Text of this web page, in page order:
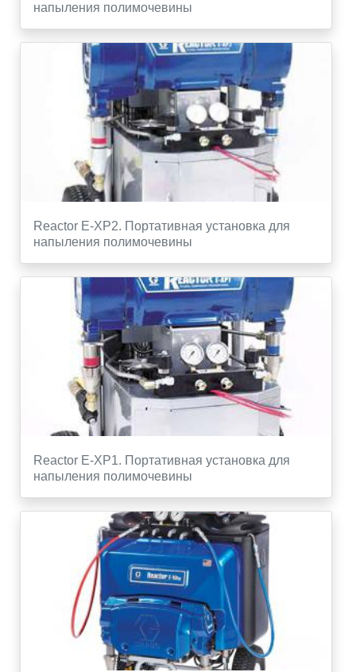
напыления полимочевины
Reactor E-XP2. Портативная установка для
напыления полимочевины
Reactor E-XP1. Портативная установка для
напыления полимочевины